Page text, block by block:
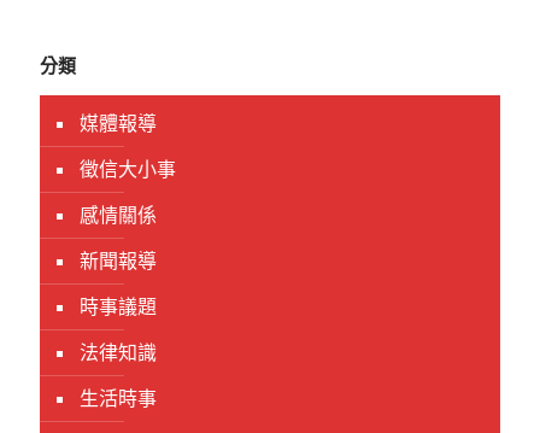
分類
媒體報導
徵信大小事
感情關係
新聞報導
時事議題
法律知識
生活時事